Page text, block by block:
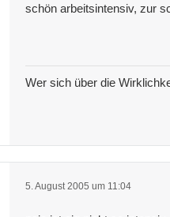
schön arbeitsintensiv, zur
Wer sich über die
5. August 2005 um 11:04